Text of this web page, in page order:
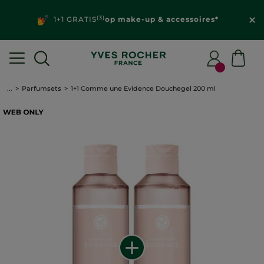
1+1 GRATIS(3)op make-up & accessoires*
... Parfumsets 1+1 Comme une Evidence Douchegel 200 ml